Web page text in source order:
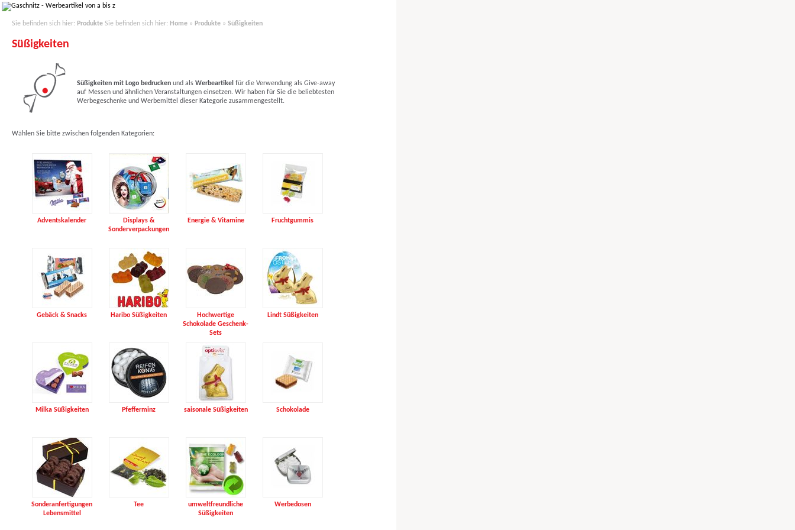
Sie befinden sich hier: ProdukteSie befinden sich hier: Home» Produkte» Süßigkeiten
Süßigkeiten
Süßigkeiten mit Logo bedruckenund als Werbeartikel für die Verwendung als Give-away
auf Messen und ähnlichen Veranstaltungen einsetzen. Wir haben für Sie die beliebtesten
Werbegeschenke und Werbemittel dieser Kategorie zusammengestellt.
Wählen Sie bitte zwischen folgenden Kategorien:
Adventskalender
Displays &
Sonderverpackungen
Energie & Vitamine Fruchtgummis
Gebäck & Snacks Haribo Süßigkeiten
Hochwertige
Schokolade Geschenk-
Sets
Lindt Süßigkeiten
Milka Süßigkeiten Pfefferminz saisonale Süßigkeiten Schokolade
Sonderanfertigungen
Lebensmittel
Tee
umweltfreundliche
Süßigkeiten
Werbedosen